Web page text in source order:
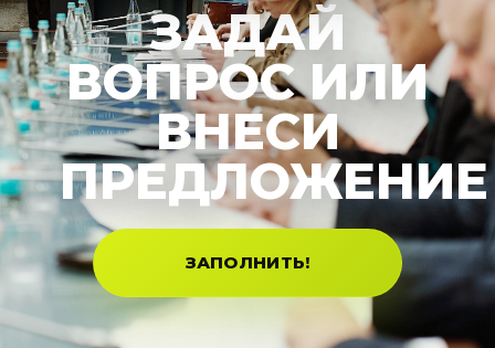
ЗАДАЙ
ВОПРОС ИЛИ
ВНЕСИ
ПРЕДЛОЖЕНИЕ
ЗАПОЛНИТЬ!